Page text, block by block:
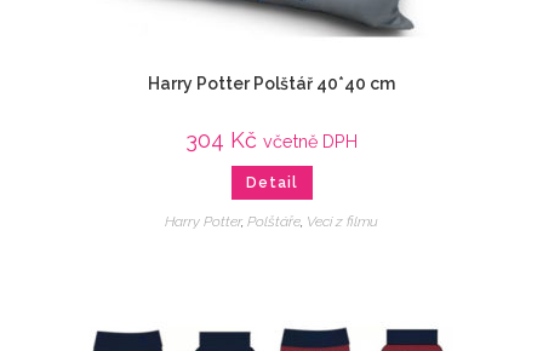
Harry Potter Polštář 40*40 cm
304 Kč včetně DPH
Detail
Harry Potter, Polštáře, Veci z filmu